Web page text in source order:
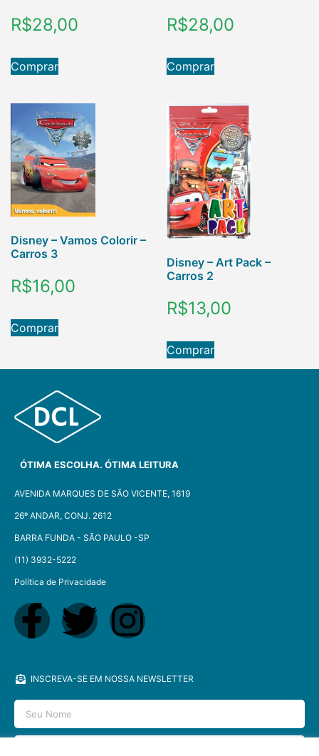
R$28,00
Comprar
R$28,00
Comprar
Disney – Vamos Colorir –
Carros 3
R$16,00
Comprar
Disney – Art Pack –
Carros 2
R$13,00
Comprar
ÓTIMA ESCOLHA. ÓTIMA LEITURA
AVENIDA MARQUES DE SÃO VICENTE, 1619
26º ANDAR, CONJ. 2612
BARRA FUNDA - SÃO PAULO -SP​
(11) 3932-5222
Política de Privacidade
INSCREVA-SE EM NOSSA NEWSLETTER